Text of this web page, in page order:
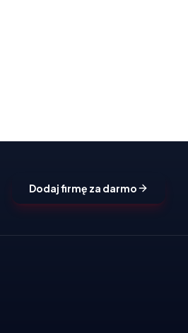
Dodaj firmę za darmo